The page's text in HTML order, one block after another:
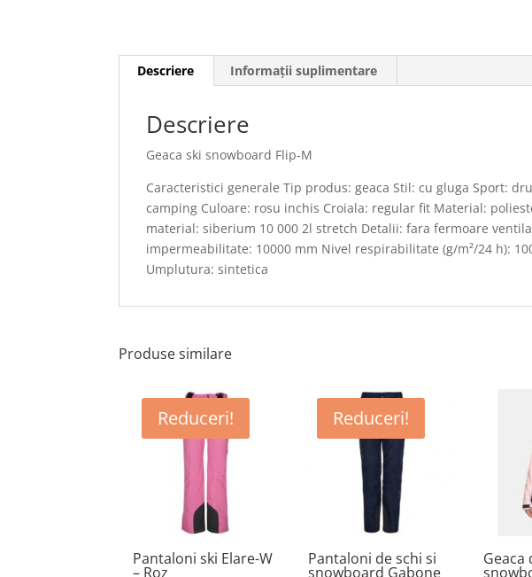
Descriere Informații suplimentare
Descriere
Geaca ski snowboard Flip-M
Caracteristici generale Tip produs: geaca Stil: cu gluga Sport:
camping Culoare: rosu inchis Croiala: regular fit Material:
material: siberium 10 000 2l stretch Detalii: fara fermoare
impermeabilitate: 10000 mm Nivel respirabilitate (g/m²/24 h):
Umplutura: sintetica
Produse similare
Reduceri!
Pantaloni ski Elare-W
– Roz
Reduceri!
Pantaloni de schi si
snowboard Gabone
Geaca